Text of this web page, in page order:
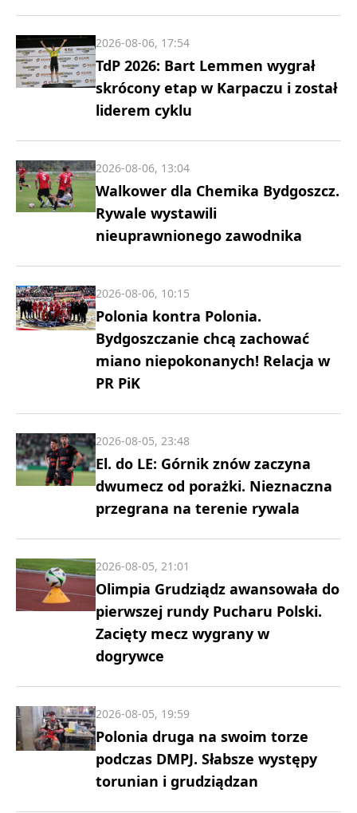
TdP 2026: Bart Lemmen wygrał
skrócony etap w Karpaczu i został
liderem cyklu
2026-08-06, 17:54
Walkower dla Chemika Bydgoszcz.
Rywale wystawili
nieuprawnionego zawodnika
2026-08-06, 13:04
Polonia kontra Polonia.
Bydgoszczanie chcą zachować
miano niepokonanych! Relacja w
PR PiK
2026-08-06, 10:15
El. do LE: Górnik znów zaczyna
dwumecz od porażki. Nieznaczna
przegrana na terenie rywala
2026-08-05, 23:48
Olimpia Grudziądz awansowała do
pierwszej rundy Pucharu Polski.
Zacięty mecz wygrany w
dogrywce
2026-08-05, 21:01
Polonia druga na swoim torze
podczas DMPJ. Słabsze występy
torunian i grudziądzan
2026-08-05, 19:59